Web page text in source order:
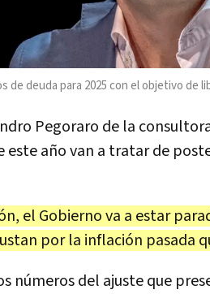
de deuda para 2025 con el objetivo de
Pegoraro de la
este año van a tratar de
el Gobierno va a estar
por la inflación pasada
números del ajuste que